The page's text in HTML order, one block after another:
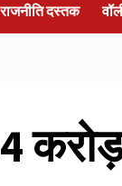
राजनीति दस्तक